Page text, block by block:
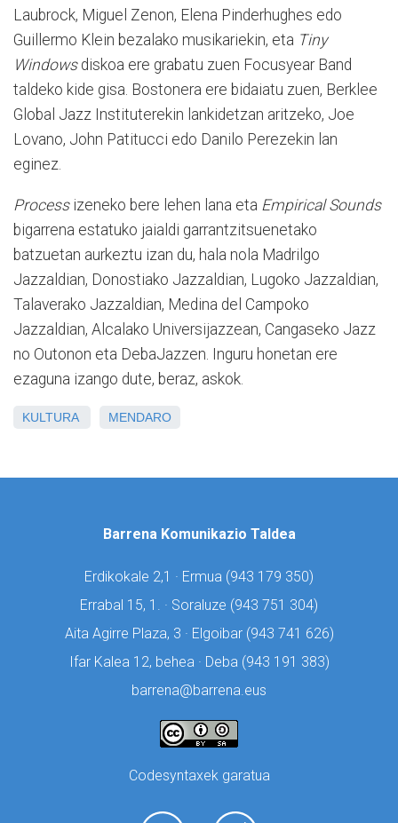
Laubrock, Miguel Zenon, Elena Pinderhughes edo
Guillermo Klein bezalako musikariekin, eta Tiny
Windowsdiskoa ere grabatu zuen Focusyear Band
taldeko kide gisa. Bostonera ere bidaiatu zuen, Berklee
Global Jazz Instituterekin lankidetzan aritzeko, Joe
Lovano, John Patitucci edo Danilo Perezekin lan
eginez.
Process izeneko bere lehen lana eta Empirical Sounds
bigarrena estatuko jaialdi garrantzitsuenetako
batzuetan aurkeztu izan du, hala nola Madrilgo
Jazzaldian, Donostiako Jazzaldian, Lugoko Jazzaldian,
Talaverako Jazzaldian, Medina del Campoko
Jazzaldian, Alcalako Universijazzean, Cangaseko Jazz
no Outonon eta DebaJazzen. Inguru honetan ere
ezaguna izango dute, beraz, askok.
KULTURA MENDARO
Barrena Komunikazio Taldea
Erdikokale 2,1 · Ermua (943 179 350)
Errabal 15, 1. · Soraluze (943 751 304)
Aita Agirre Plaza, 3 · Elgoibar (943 741 626)
Ifar Kalea 12, behea · Deba (943 191 383)
barrena@barrena.eus
Codesyntaxek garatua